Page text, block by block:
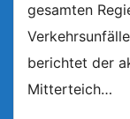
gesamten
berichtet der
Mitterteich…